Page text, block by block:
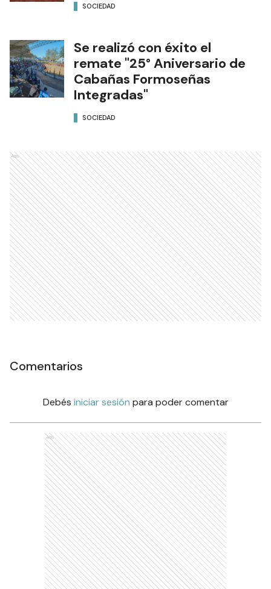
SOCIEDAD
Se realizó con éxito el
remate "25° Aniversario de
Cabañas Formoseñas
Integradas"
SOCIEDAD
Ads
Comentarios
Debés iniciar sesión para poder comentar
Ads